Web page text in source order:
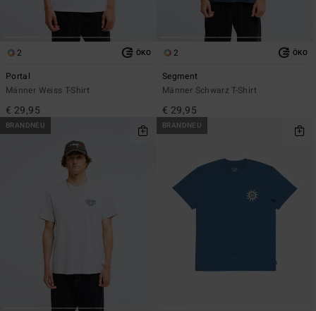
2 ÖKO
Portal
Männer Weiss T-Shirt
€ 29,95
2 ÖKO
Segment
Männer Schwarz T-Shirt
€ 29,95
BRANDNEU BRANDNEU